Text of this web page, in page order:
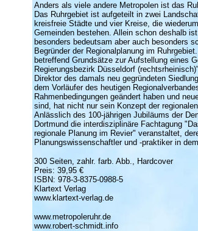
Anders als viele andere Metropolen ist das
Das Ruhrgebiet ist aufgeteilt in zwei
kreisfreie Städte und vier Kreise, die
Gemeinden bestehen. Allein schon deshalb
besonders bedeutsam aber auch besonders
Begründer der Regionalplanung im
betreffend Grundsätze zur Aufstellung eines
Regierungsbezirk Düsseldorf
Direktor des damals neu gegründeten
dem Vorläufer des heutigen
Rahmenbedingungen geändert haben und
sind, hat nicht nur sein Konzept der
Anlässlich des 100-jährigen Jubiläums der
Dortmund die interdisziplinäre Fachtagung
regionale Planung im Revier" veranstaltet,
Planungswissenschaftler und -praktiker in
300 Seiten, zahlr. farb. Abb., Hardcover
Preis: 39,95 €
ISBN: 978-3-8375-0988-5
Klartext Verlag
www.klartext-verlag.de
www.metropoleruhr.de
www.robert-schmidt.info